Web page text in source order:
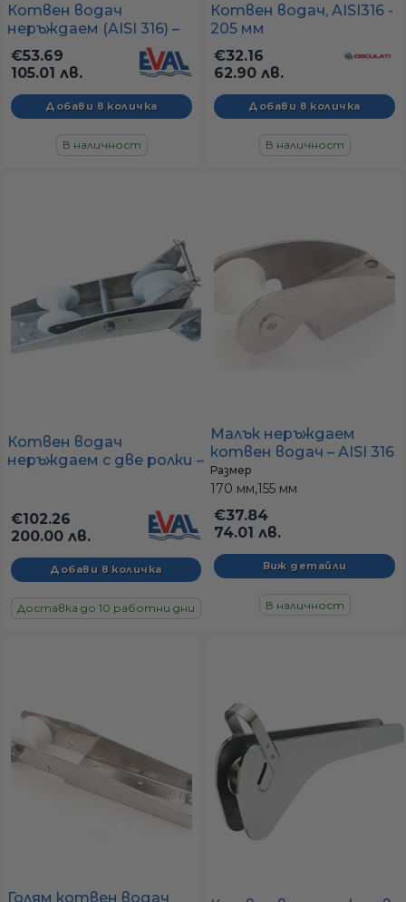
Котвен водач
неръждаем (AISI 316) –
размер 200×50 мм
€53.69
105.01 лв.
В наличност
Котвен водач, AISI316 -
205 мм
€32.16
62.90 лв.
В наличност
Котвен водач
неръждаем с две ролки –
€102.26
200.00 лв.
Доставка до 10 работни дни
Малък неръждаем
котвен водач – AISI 316
(гладко пускане на
котвата)
Размер
170 мм,155 мм
€37.84
74.01 лв.
Виж детайли
В наличност
Голям котвен водач